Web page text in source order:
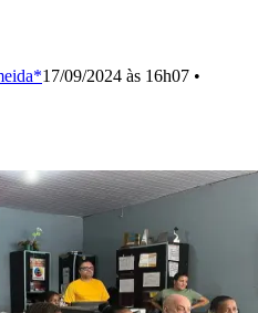
17/09/2024 às 16h07 •